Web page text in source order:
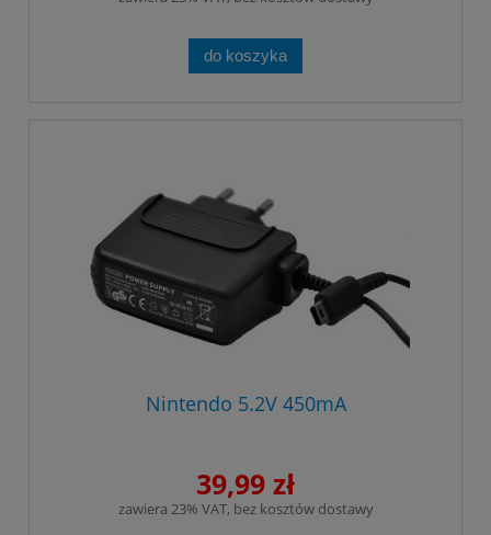
do koszyka
Nintendo 5.2V 450mA
39,99 zł
zawiera 23% VAT, bez kosztów dostawy